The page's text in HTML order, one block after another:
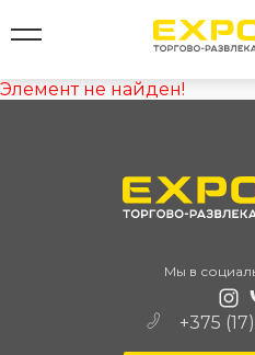
Элемент не найден!
Мы в
+375
Все